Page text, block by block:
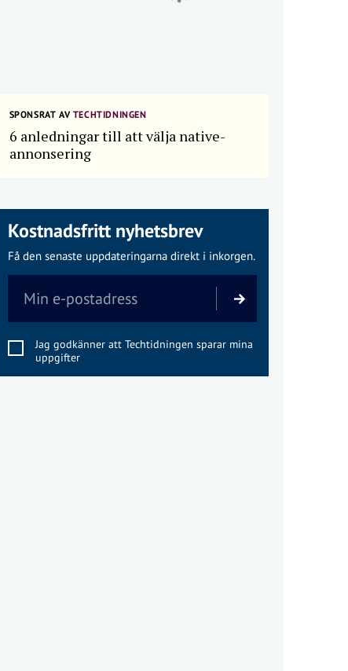
SPONSRAT AVTECHTIDNINGEN
6 anledningar till att välja native-
annonsering
Kostnadsfritt nyhetsbrev
Få den senaste uppdateringarna direkt i inkorgen.
Jag godkänner att Techtidningen sparar mina
uppgifter